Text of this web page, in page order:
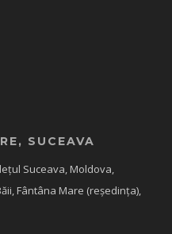
SUCEAVA
Suceava, Moldova,
Fântâna Mare (reședința),